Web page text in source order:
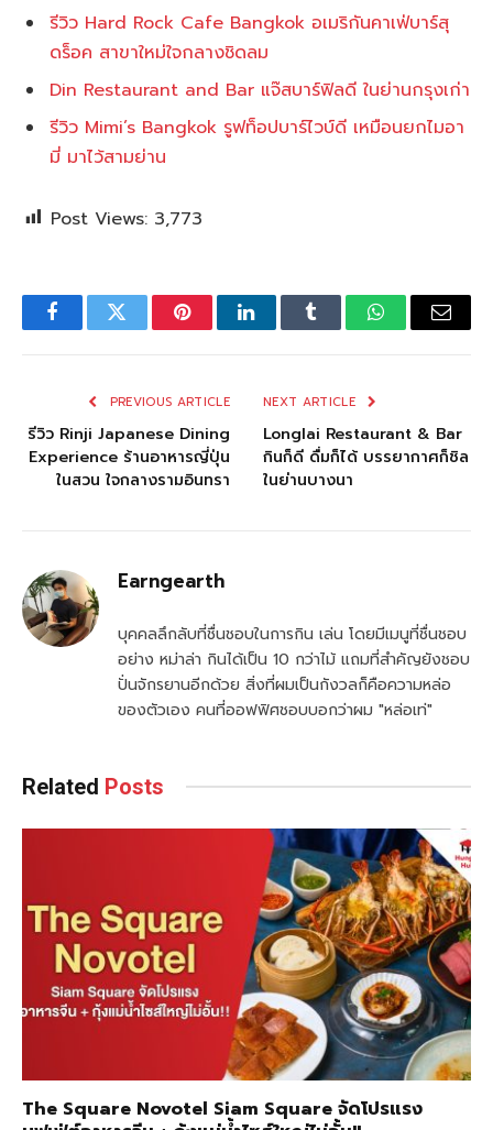
รีวิว Hard Rock Cafe Bangkok อเมริกันคาเฟ่บาร์สุ
ดร็อค สาขาใหม่ใจกลางชิดลม
Din Restaurant and Bar แจ๊สบาร์ฟิลดี ในย่านกรุงเก่า
รีวิว Mimi’s Bangkok รูฟท็อปบาร์ไวบ์ดี เหมือนยกไมอา
มี่ มาไว้สามย่าน
Post Views: 3,773
FacebookTwitter PinterestLinkedInTumblr WhatsAppEmail
PREVIOUS ARTICLE
รีวิว Rinji Japanese Dining
Experience ร้านอาหารญี่ปุ่น
ในสวน ใจกลางรามอินทรา
NEXT ARTICLE
Longlai Restaurant & Bar
กินก็ดี ดื่มก็ได้ บรรยากาศก็ชิล
ในย่านบางนา
Earngearth
บุคคลลึกลับที่ชื่นชอบในการกิน เล่น โดยมีเมนูที่ชื่นชอบ
อย่าง หม่าล่า กินได้เป็น 10 กว่าไม้ แถมที่สำคัญยังชอบ
ปั่นจักรยานอีกด้วย สิ่งที่ผมเป็นกังวลก็คือความหล่อ
ของตัวเอง คนที่ออฟฟิศชอบบอกว่าผม "หล่อเท่"
Related Posts
The Square Novotel Siam Square จัดโปรแรง